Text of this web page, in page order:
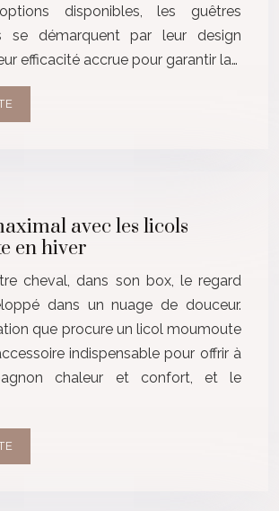
disponibles, les guêtres
se démarquent par leur design
efficacité accrue pour garantir la…
avec les licols
en hiver
cheval, dans son box, le regard
dans un nuage de douceur.
que procure un licol moumoute
indispensable pour offrir à
chaleur et confort, et le